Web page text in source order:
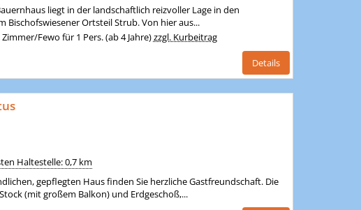
liegt in der landschaftlich reizvoller Lage in den
Bischofswiesener Ortsteil Strub. Von hier aus...
Fewo für 1 Pers. (ab 4 Jahre)zzgl. Kurbeitrag
Details
Haltestelle: 0,7 km
gepflegten Haus finden Sie herzliche Gastfreundschaft. Die
(mit großem Balkon) und Erdgeschoß,...